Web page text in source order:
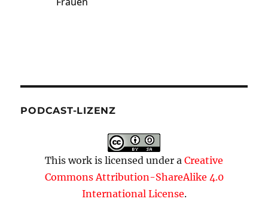
PODCAST-LIZENZ
This work is licensed under a Creative
Commons Attribution-ShareAlike 4.0
International License.